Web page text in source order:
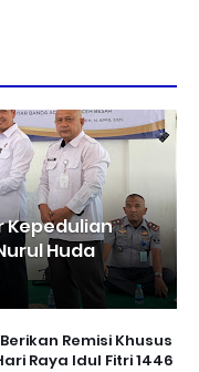
Kepedulian
Huda
Remisi Khusus
Raya Idul Fitri 1446